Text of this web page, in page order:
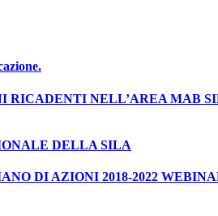
NELL’AREA MAB
DELLA SILA
DI AZIONI 2018-2022